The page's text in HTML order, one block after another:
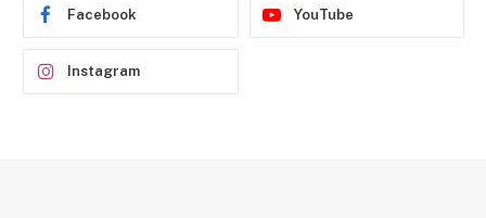
Facebook YouTube
Instagram